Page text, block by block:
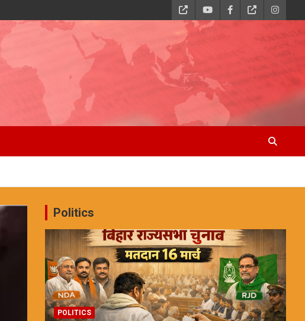
Politics
POLITICS